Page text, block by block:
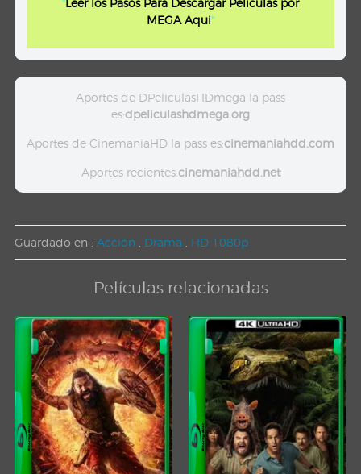
MEGA Aqui"
Aportes de DPeliculasHDmega la pass
es:dpeliculashdmega.org
Aportes de CinemaniaHD la pass es:cinemaniahdd.com
Aportes recientes:cinemaniahdd.net
Guardado en : Acción Drama HD 1080p
Películas relacionadas